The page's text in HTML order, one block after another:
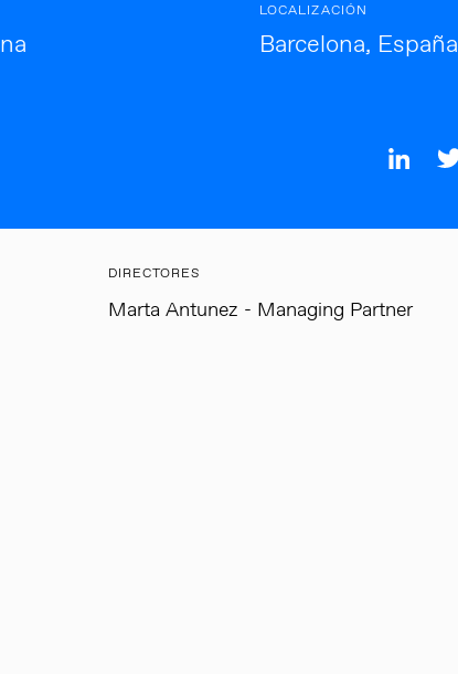
LOCALIZACIÓN
Barcelona, España
DIRECTORES
Marta Antunez - Managing Partner